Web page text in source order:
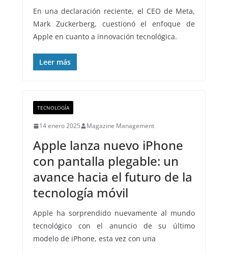
En una declaración reciente, el CEO de Meta,
Mark Zuckerberg, cuestionó el enfoque de
Apple en cuanto a innovación tecnológica.
Leer más
TECNOLOGÍA
14 enero 2025 Magazine Management
Apple lanza nuevo iPhone
con pantalla plegable: un
avance hacia el futuro de la
tecnología móvil
Apple ha sorprendido nuevamente al mundo
tecnológico con el anuncio de su último
modelo de iPhone, esta vez con una